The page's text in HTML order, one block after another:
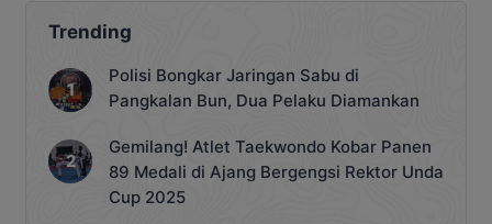
Trending
Polisi Bongkar Jaringan Sabu di
Pangkalan Bun, Dua Pelaku Diamankan
Gemilang! Atlet Taekwondo Kobar Panen
89 Medali di Ajang Bergengsi Rektor Unda
Cup 2025